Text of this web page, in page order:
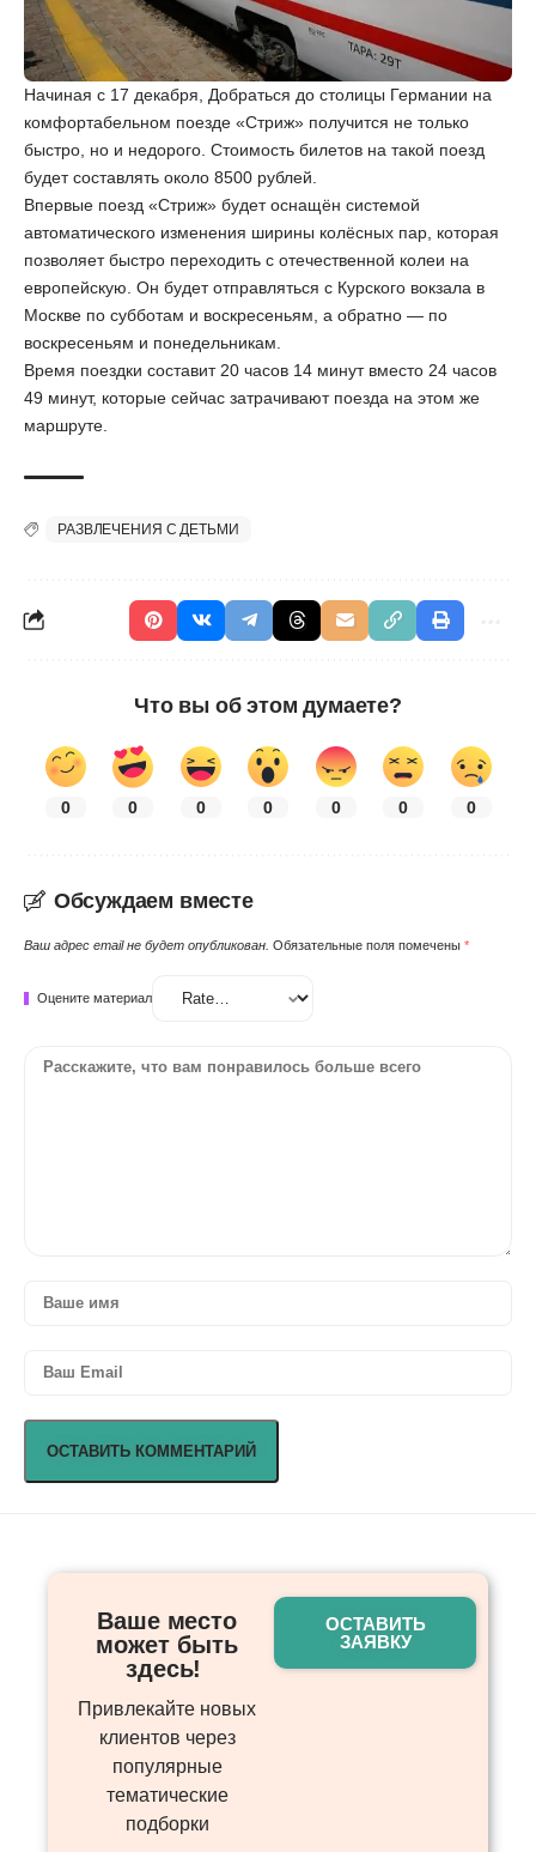
Начиная с 17 декабря, Добраться до столицы Германии на
комфортабельном поезде «Стриж» получится не только
быстро, но и недорого. Стоимость билетов на такой поезд
будет составлять около 8500 рублей.
Впервые поезд «Стриж» будет оснащён системой
автоматического изменения ширины колёсных пар, которая
позволяет быстро переходить с отечественной колеи на
европейскую. Он будет отправляться с Курского вокзала в
Москве по субботам и воскресеньям, а обратно — по
воскресеньям и понедельникам.
Время поездки составит 20 часов 14 минут вместо 24 часов
49 минут, которые сейчас затрачивают поезда на этом же
маршруте.
РАЗВЛЕЧЕНИЯ С ДЕТЬМИ
Что вы об этом думаете?
0 0 0 0 0 0 0
Обсуждаем вместе
Ваш адрес email не будет опубликован. Обязательные поля помечены *
Оцените материал
Ваше место
может быть
здесь! ​
Привлекайте новых
клиентов через
популярные
тематические
подборки
ОСТАВИТЬ
ЗАЯВКУ